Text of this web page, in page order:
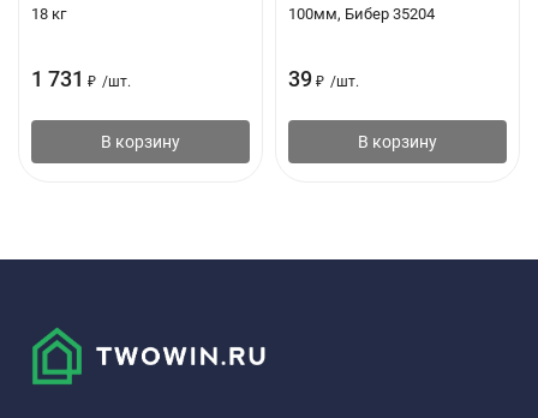
18 кг
1 731 ₽ /шт.
В корзину
100мм, Бибер 35204
39 ₽ /шт.
В корзину